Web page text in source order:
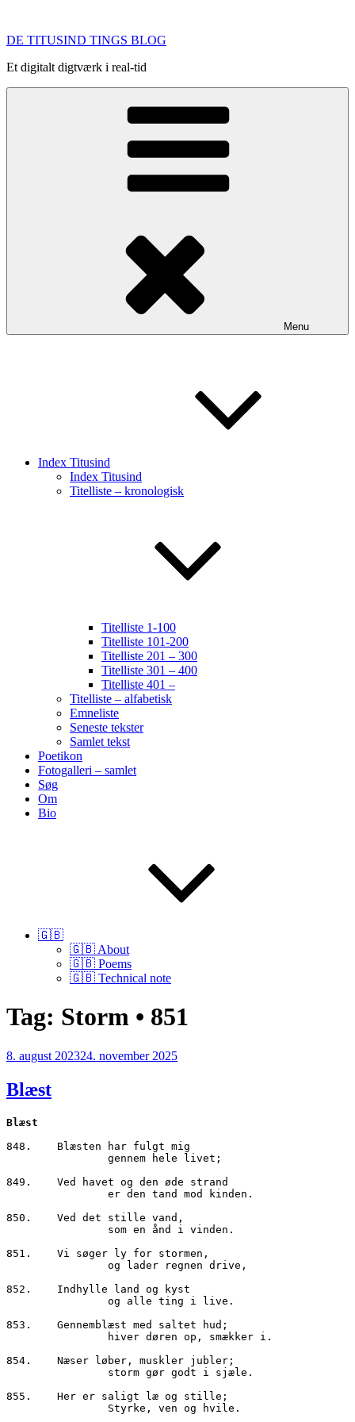
indhold
DE TITUSIND TINGS BLOG
Et digitalt digtværk i real-tid
Menu
Index Titusind
Index Titusind
Titelliste – kronologisk
Titelliste 1-100
Titelliste 101-200
Titelliste 201 – 300
Titelliste 301 – 400
Titelliste 401 –
Titelliste – alfabetisk
Emneliste
Seneste tekster
Samlet tekst
Poetikon
Fotogalleri – samlet
Søg
Om
Bio
🇬🇧
🇬🇧 About
🇬🇧 Poems
🇬🇧 Technical note
Tag: Storm • 851
Udgivet
8. august 202324. november 2025
Blæst
848.	Blæsten har fulgt mig
849.	Ved havet og den øde strand
850.	Ved det stille vand,
851.	Vi søger ly for stormen,
852.	Indhylle land og kyst
853.	Gennemblæst med saltet hud;
854.	Næser løber, muskler jubler;
855.	Her er saligt læ og stille;